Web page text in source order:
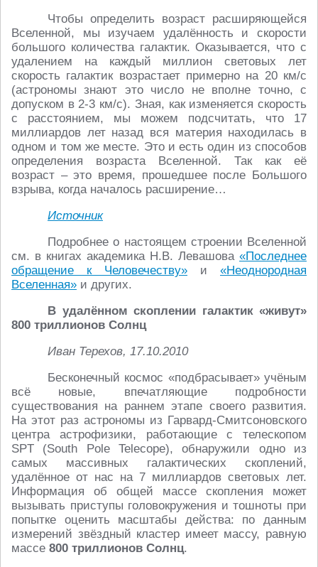
Чтобы определить возраст расширяющейся
Вселенной, мы изучаем удалённость и скорости
большого количества галактик. Оказывается, что с
удалением на каждый миллион световых лет
скорость галактик возрастает примерно на 20 км/с
(астрономы знают это число не вполне точно, с
допуском в 2-3 км/с). Зная, как изменяется скорость
с расстоянием, мы можем подсчитать, что 17
миллиардов лет назад вся материя находилась в
одном и том же месте. Это и есть один из способов
определения возраста Вселенной. Так как её
возраст – это время, прошедшее после Большого
взрыва, когда началось расширение…
Источник
Подробнее о настоящем строении Вселенной
см. в книгах академика Н.В. Левашова «Последнее
обращение к Человечеству» и «Неоднородная
Вселенная» и других.
В удалённом скоплении галактик «живут»
800 триллионов Солнц
Иван Терехов, 17.10.2010
Бесконечный космос «подбрасывает» учёным
всё новые, впечатляющие подробности
существования на раннем этапе своего развития.
На этот раз астрономы из Гарвард-Смитсоновского
центра астрофизики, работающие с телескопом
SPT (South Pole Telecope), обнаружили одно из
самых массивных галактических скоплений,
удалённое от нас на 7 миллиардов световых лет.
Информация об общей массе скопления может
вызывать приступы головокружения и тошноты при
попытке оценить масштабы действа: по данным
измерений звёздный кластер имеет массу, равную
массе 800 триллионов Солнц.